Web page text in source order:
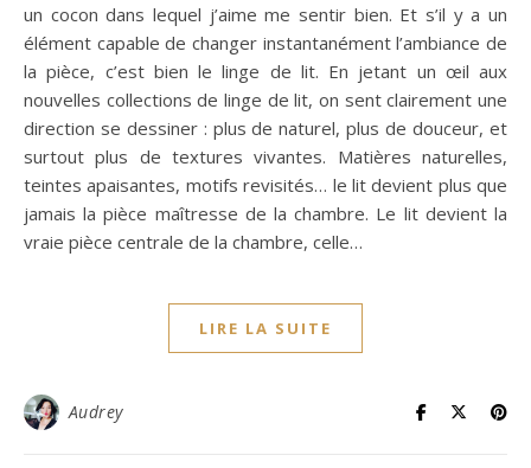
un cocon dans lequel j’aime me sentir bien. Et s’il y a un
élément capable de changer instantanément l’ambiance de
la pièce, c’est bien le linge de lit. En jetant un œil aux
nouvelles collections de linge de lit, on sent clairement une
direction se dessiner : plus de naturel, plus de douceur, et
surtout plus de textures vivantes. Matières naturelles,
teintes apaisantes, motifs revisités… le lit devient plus que
jamais la pièce maîtresse de la chambre. Le lit devient la
vraie pièce centrale de la chambre, celle…
LIRE LA SUITE
Audrey